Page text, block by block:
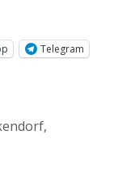
Telegram
,